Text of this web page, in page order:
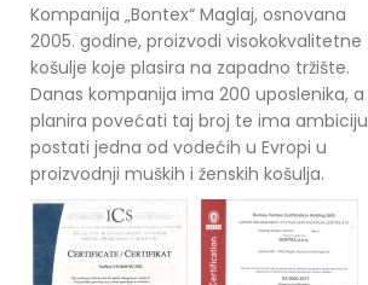
Kompanija „Bontex“ Maglaj, osnovana
2005. godine, proizvodi visokokvalitetne
košulje koje plasira na zapadno tržište.
Danas kompanija ima 200 uposlenika, a
planira povećati taj broj te ima ambiciju
postati jedna od vodećih u Evropi u
proizvodnji muških i ženskih košulja.